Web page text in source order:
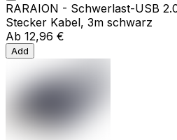
RARAION - Schwerlast-USB
Stecker Kabel, 3m schwarz
Ab 12,96 €
Add